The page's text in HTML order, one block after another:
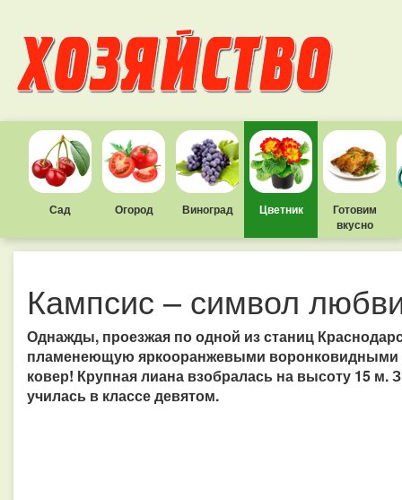
Сад Огород Виноград Цветник
Готовим
вкусно
Кампсис – символ
Однажды, проезжая по одной из станиц
пламенеющую яркооранжевыми воронковидными
ковер! Крупная лиана взобралась на высоту 15 м.
училась в классе девятом.